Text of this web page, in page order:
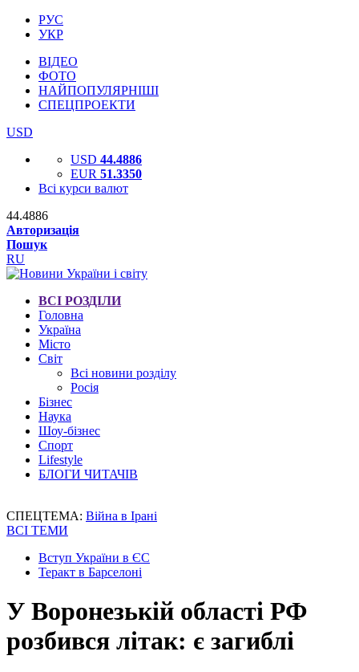
РУС
УКР
ВІДЕО
ФОТО
НАЙПОПУЛЯРНІШІ
СПЕЦПРОЕКТИ
USD
USD 44.4886
EUR 51.3350
Всі курси валют
44.4886
Авторизація
Пошук
RU
ВСІ РОЗДІЛИ
Головна
Україна
Місто
Світ
Всі новини розділу
Росія
Бізнес
Наука
Шоу-бізнес
Спорт
Lifestyle
БЛОГИ ЧИТАЧІВ
СПЕЦТЕМА: Війна в Ірані
ВСІ ТЕМИ
Вступ України в ЄС
Теракт в Барселоні
У Воронезькій області РФ
розбився літак: є загиблі